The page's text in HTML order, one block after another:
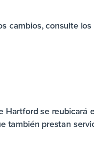
cambios, consulte
se reubicará
también prestan